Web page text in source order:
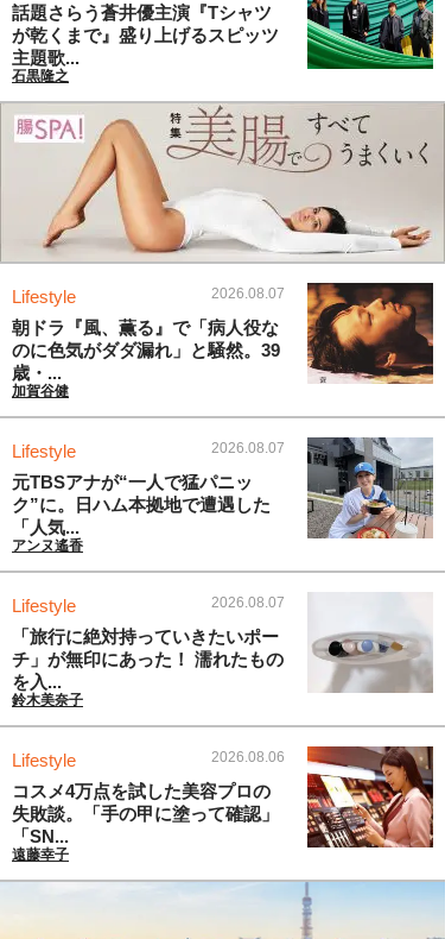
話題さらう蒼井優主演『Tシャツ
が乾くまで』盛り上げるスピッツ
主題歌...
石黒隆之
Lifestyle 2026.08.07
朝ドラ『風、薫る』で「病人役な
のに色気がダダ漏れ」と騒然。39
歳・...
加賀谷健
Lifestyle 2026.08.07
元TBSアナが“一人で猛パニッ
ク”に。日ハム本拠地で遭遇した
「人気...
アンヌ遙香
Lifestyle 2026.08.07
「旅行に絶対持っていきたいポー
チ」が無印にあった！ 濡れたもの
を入...
鈴木美奈子
Lifestyle 2026.08.06
コスメ4万点を試した美容プロの
失敗談。「手の甲に塗って確認」
「SN...
遠藤幸子